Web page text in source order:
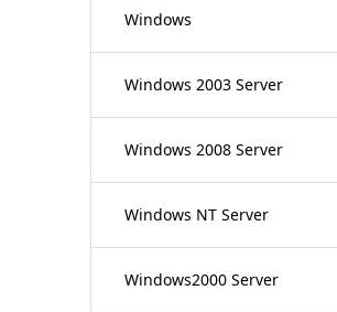
Windows
Windows 2003 Server
Windows 2008 Server
Windows NT Server
Windows2000 Server